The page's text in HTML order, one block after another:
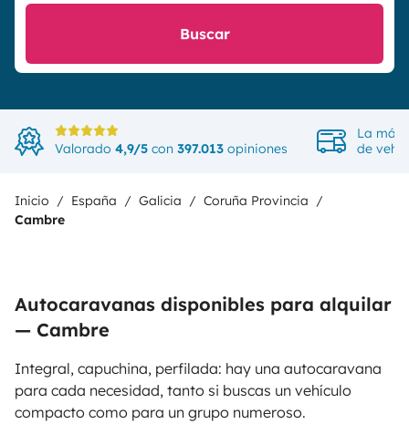
Buscar
Valorado 4,9/5 con 397.013 opiniones
La más
de
Inicio España Galicia
Coruña Provincia
Cambre
Autocaravanas disponibles para alquilar
— Cambre
Integral, capuchina, perfilada: hay una autocaravana
para cada necesidad, tanto si buscas un vehículo
compacto como para un grupo numeroso.